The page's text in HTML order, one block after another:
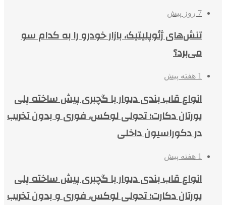
7 روز پیش
تنش‌های ژئوپلیتیک، بازار خودرو را به کدام سو
می‌برد؟
1 هفته پیش
انواع قاب بندی دیوار با گچبری پیش ساخته پلی
یورتان دکارت؛ تحولی لوکس، فوری و بدون تخریب
در دکوراسیون داخلی
1 هفته پیش
انواع قاب بندی دیوار با گچبری پیش ساخته پلی
یورتان دکارت؛ تحولی لوکس، فوری و بدون تخریب